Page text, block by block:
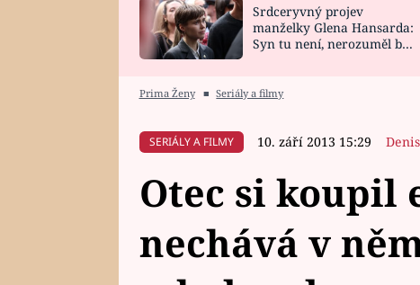
HOROSKOP NA
CELEBRITY
VAŘENÍ
Srdceryvný projev
manželky Glena Hansarda:
Syn tu není, nerozuměl by
Prima Ženy ■ Seriály a filmy
SERIÁLY A FILMY 10. září 2013 15:29
Otec si koupil
nechává v